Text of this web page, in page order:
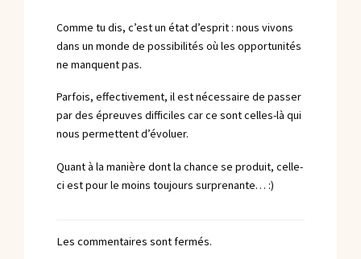
Comme tu dis, c’est un état d’esprit : nous vivons
dans un monde de possibilités où les opportunités
ne manquent pas.
Parfois, effectivement, il est nécessaire de passer
par des épreuves difficiles car ce sont celles-là qui
nous permettent d’évoluer.
Quant à la manière dont la chance se produit, celle-
ci est pour le moins toujours surprenante… :)
Les commentaires sont fermés.